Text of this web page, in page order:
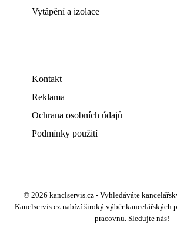
Vytápění a izolace
Kontakt
Reklama
Ochrana osobních údajů
Podmínky použití
© 2026 kanclservis.cz - Vyhledáváte
Kanclservis.cz nabízí široký výběr kancelářských
pracovnu. Sledujte nás!